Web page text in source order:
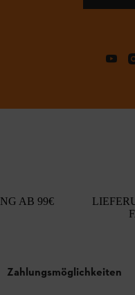
AB 99€
Zahlungsmöglichkeiten